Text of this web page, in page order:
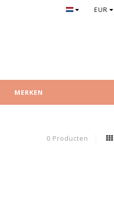
EUR
MERKEN
0 Producten